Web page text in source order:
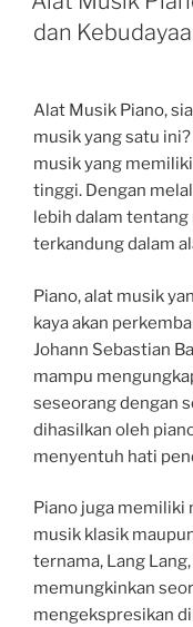
dan
Alat Musik Piano,
musik yang satu
musik yang
tinggi. Dengan
lebih dalam tentang
terkandung dalam
Piano, alat musik
kaya akan
Johann Sebastian
mampu
seseorang dengan
dihasilkan oleh
menyentuh hati
Piano juga memiliki
musik klasik
ternama, Lang
memungkinkan
mengekspresikan